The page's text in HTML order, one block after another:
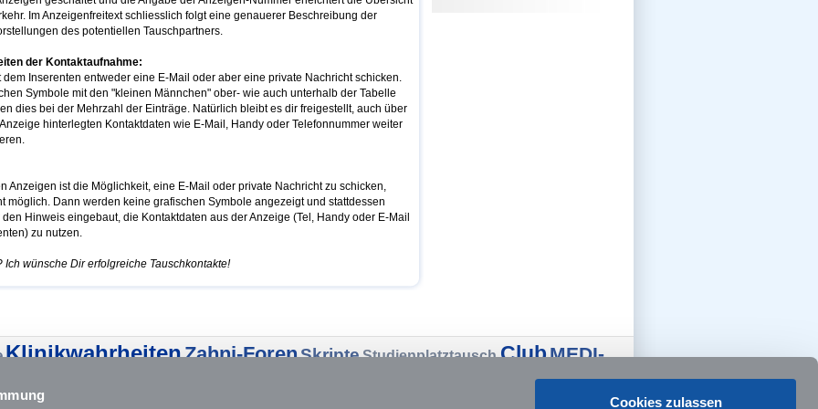
Cookies zulassen
Im Anzeigenfreitext schliesslich folgt eine genauerer Beschreibung der
des potentiellen Tauschpartners.
der Kontaktaufnahme:
dem Inserenten entweder eine E-Mail oder aber eine private Nachricht schicken.
Symbole mit den "kleinen Männchen" ober- wie auch unterhalb der Tabelle
dies bei der Mehrzahl der Einträge. Natürlich bleibt es dir freigestellt, auch über
hinterlegten Kontaktdaten wie E-Mail, Handy oder Telefonnummer weiter
Anzeigen ist die Möglichkeit, eine E-Mail oder private Nachricht zu schicken,
möglich. Dann werden keine grafischen Symbole angezeigt und stattdessen
Hinweis eingebaut, die Kontaktdaten aus der Anzeige (Tel, Handy oder E-Mail
zu nutzen.
Ich wünsche Dir erfolgreiche Tauschkontakte!
KlinikwahrheitenZahni-ForenSkripteStudienplatztauschClubMEDI-
Cartoons